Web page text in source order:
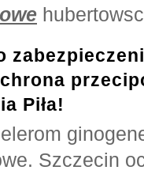
Piła!
Szczecin